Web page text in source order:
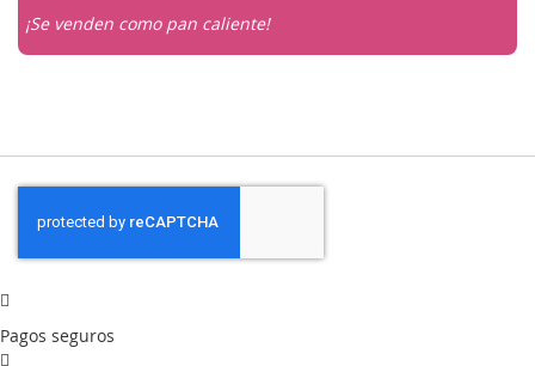
¡Se venden como pan caliente!
Pagos seguros